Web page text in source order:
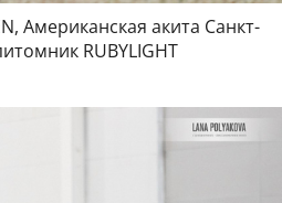
Американская акита Санкт-
RUBYLIGHT